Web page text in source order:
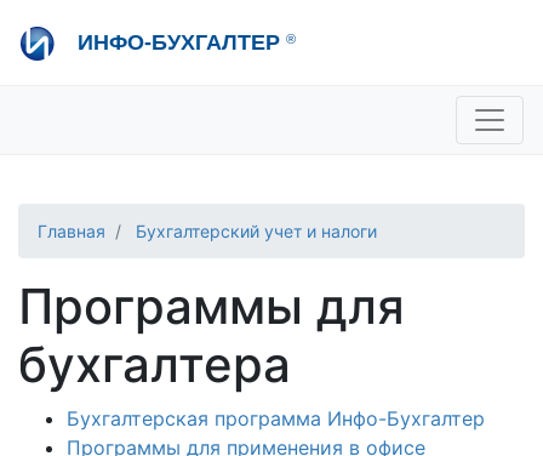
ИНФО-БУХГАЛТЕР ®
Отдел продаж
Консультации
Главная Бухгалтерский учет и налоги
Программы для
бухгалтера
Бухгалтерская программа Инфо-Бухгалтер
Программы для применения в офисе